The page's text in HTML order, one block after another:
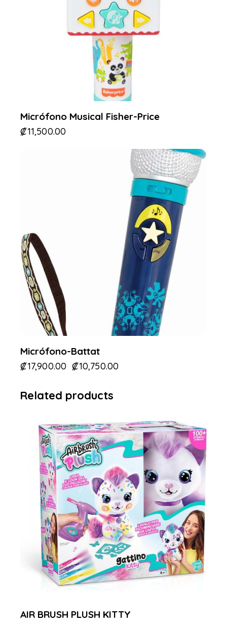
Micrófono Musical Fisher-Price
₡11,500.00
Micrófono-Battat
₡17,900.00 ₡10,750.00
Related products
AIR BRUSH PLUSH KITTY